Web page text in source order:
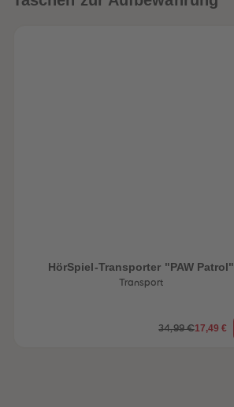
HörSpiel-Transporter "PAW Patrol"
Transport
34,99 €17,49 €